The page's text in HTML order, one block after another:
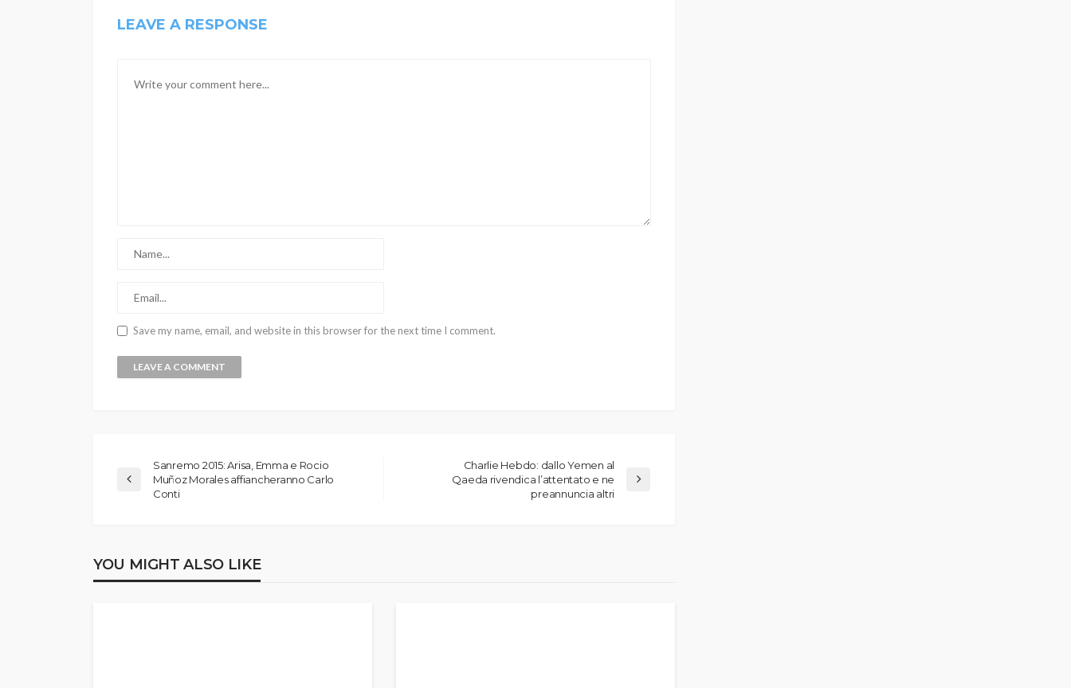
LEAVE A RESPONSE
Save my name, email, and website in this browser for the next time I comment.
Sanremo 2015: Arisa, Emma e Rocio
Muñoz Morales affiancheranno Carlo
Conti
Charlie Hebdo: dallo Yemen al
Qaeda rivendica l’attentato e ne
preannuncia altri
YOU MIGHT ALSO LIKE